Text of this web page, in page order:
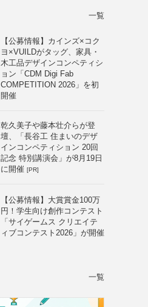
一覧
【公募情報】カインズ×コク
ヨ×VUILDがタッグ、家具・
木工品デザインコンペティシ
ョン「CDM Digi Fab
COMPETITION 2026」を初
開催
乾久美子や藤本壮介らが登
壇、「長谷工 住まいのデザ
インコンペティション 20回
記念 特別講演会」が8月19日
に開催 [PR]
【公募情報】大賞賞金100万
円！学生向け創作コンテスト
「サイゲームス クリエイテ
ィブコンテスト2026」が開催
一覧